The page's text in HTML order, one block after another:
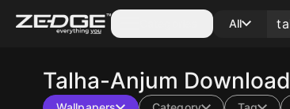
All
Talha-Anjum